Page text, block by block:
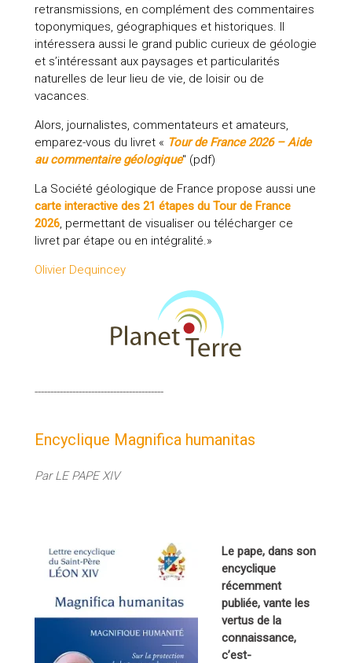
retransmissions, en complément des commentaires
toponymiques, géographiques et historiques. Il
intéressera aussi le grand public curieux de géologie
et s’intéressant aux paysages et particularités
naturelles de leur lieu de vie, de loisir ou de
vacances.
Alors, journalistes, commentateurs et amateurs,
emparez-vous du livret « Tour de France 2026 – Aide
au commentaire géologique" (pdf)
La Société géologique de France propose aussi une
carte interactive des 21 étapes du Tour de France
2026, permettant de visualiser ou télécharger ce
livret par étape ou en intégralité.»
Olivier Dequincey
-----------------------------------------
Encyclique Magnifica humanitas
Par LE PAPE XIV
Le pape, dans son
encyclique
récemment
publiée, vante les
vertus de la
connaissance,
c’est-